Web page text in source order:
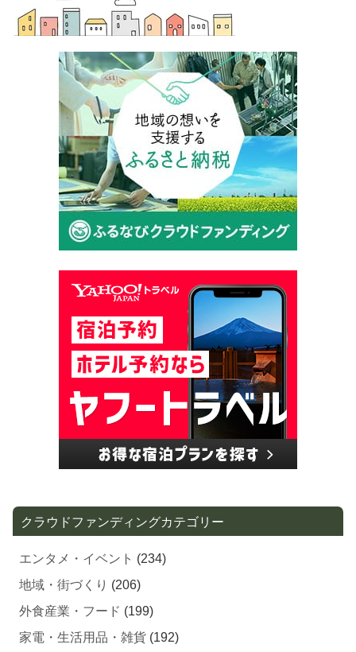
エンタメ・イベント(234)
地域・街づくり(206)
外食産業・フード(199)
家電・生活用品・雑貨(192)
教育・子ども(173)